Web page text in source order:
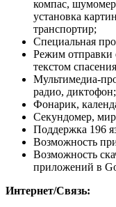
компас,
установка
транспортир;
Специальная
Режим отправки
текстом
Мультимедиа-
радио, диктофон;
Фонарик,
Секундомер,
Поддержка 196
Возможность
Возможность
приложений в
Интернет/Связь: